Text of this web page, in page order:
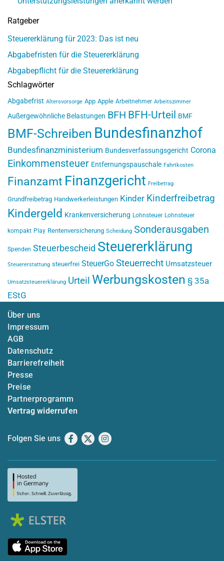
Ratgeber
Steuererklärung für 2023: Das ist neu
Abgabefristen für die Steuererklärung
Abgabepflicht für die Steuererklärung
Schlagwörter
Abgabefrist Altersvorsorge App Apple Arbeitnehmer Arbeitszimmer
Außergewöhnliche Belastungen BFH BFH-Urteil BMF
BMF-Schreiben Bundesfinanzhof
Bundesfinanzministerium Bundesverfassungsgericht Corona
Einkommensteuer Entfernungspauschale Fahrtkosten
Finanzamt Finanzgericht Freibetrag
Grundfreibetrag Handwerkerleistungen Kinder Kinderfreibetrag
Kindergeld Krankenversicherung Lohnsteuer Lohnsteuer
kompakt Play Rentenversicherung Scheidung Sonderausgaben
Spenden Steuerbescheid Steuererklärung
Steuererstattung steuerfrei SteuerGo Steuerrecht Umsatzsteuer
Umsatzsteuererklärung Urteil Werbungskosten § 35a
EStG
Über uns
Impressum
AGB
Datenschutz
Barrierefreiheit
Presse
Preise
Partnerprogramm
Vertrag widerrufen
Folgen Sie uns Facebook
X Instagram